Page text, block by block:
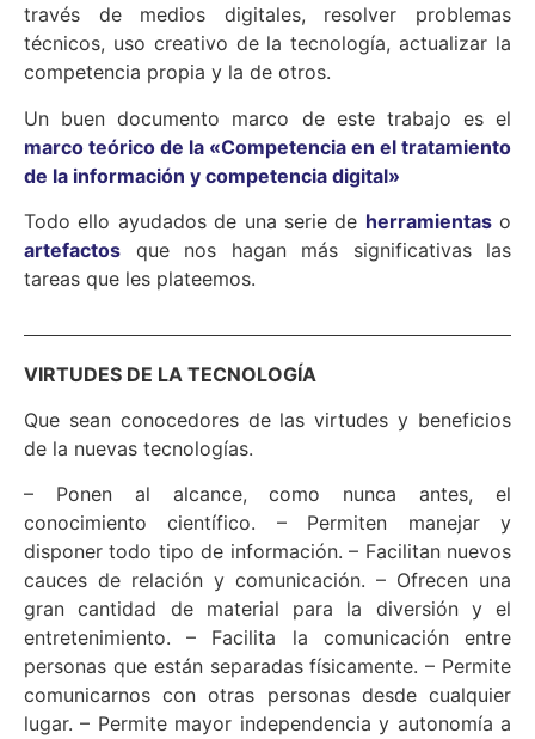
través de medios digitales, resolver problemas
técnicos, uso creativo de la tecnología, actualizar la
competencia propia y la de otros.
Un buen documento marco de este trabajo es el
marco teórico de la «Competencia en el tratamiento
de la información y competencia digital»
Todo ello ayudados de una serie de herramientaso
artefactos que nos hagan más significativas las
tareas que les plateemos.
VIRTUDES DE LA TECNOLOGÍA
Que sean conocedores de las virtudes y beneficios
de la nuevas tecnologías.
– Ponen al alcance, como nunca antes, el
conocimiento científico. – Permiten manejar y
disponer todo tipo de información. – Facilitan nuevos
cauces de relación y comunicación. – Ofrecen una
gran cantidad de material para la diversión y el
entretenimiento. – Facilita la comunicación entre
personas que están separadas físicamente. – Permite
comunicarnos con otras personas desde cualquier
lugar. – Permite mayor independencia y autonomía a